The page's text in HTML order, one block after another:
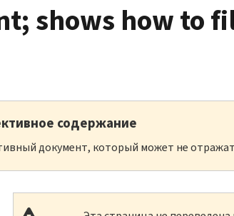
shows how to
содержание
документ, который может не